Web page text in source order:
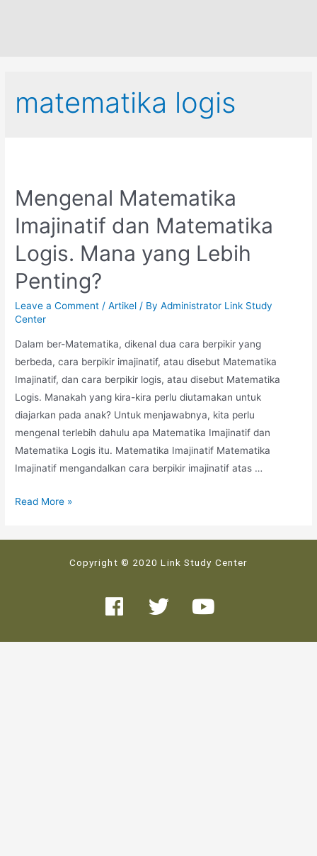
matematika logis
Mengenal Matematika
Imajinatif dan Matematika
Logis. Mana yang Lebih
Penting?
Leave a Comment /Artikel / ByAdministrator Link Study
Center
Dalam ber-Matematika, dikenal dua cara berpikir yang
berbeda, cara berpikir imajinatif, atau disebut Matematika
Imajinatif, dan cara berpikir logis, atau disebut Matematika
Logis. Manakah yang kira-kira perlu diutamakan untuk
diajarkan pada anak? Untuk menjawabnya, kita perlu
mengenal terlebih dahulu apa Matematika Imajinatif dan
Matematika Logis itu. Matematika Imajinatif Matematika
Imajinatif mengandalkan cara berpikir imajinatif atas …
Read More »
Copyright © 2020 Link Study Center